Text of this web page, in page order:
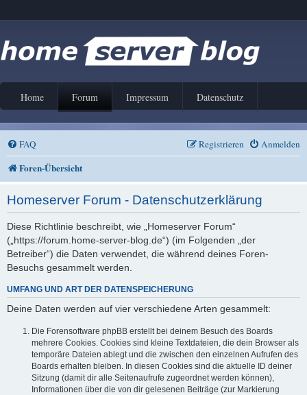
Home Forum Impressum Datenschutz
FAQ Anmelden
Registrieren
Foren-Übersicht
Homeserver Forum - Datenschutzerklärung
Diese Richtlinie beschreibt, wie „Homeserver Forum“
(„https://forum.home-server-blog.de“) (im Folgenden „der
Betreiber“) die Daten verwendet, die während deines Foren-
Besuchs gesammelt werden.
UMFANG UND ART DER DATENSPEICHERUNG
Deine Daten werden auf vier verschiedene Arten gesammelt:
Die Forensoftware phpBB erstellt bei deinem Besuch des Boards
mehrere Cookies. Cookies sind kleine Textdateien, die dein Browser als
temporäre Dateien ablegt und die zwischen den einzelnen Aufrufen des
Boards erhalten bleiben. In diesen Cookies sind die aktuelle ID deiner
Sitzung (damit dir alle Seitenaufrufe zugeordnet werden können),
Informationen über die von dir gelesenen Beiträge (zur Markierung